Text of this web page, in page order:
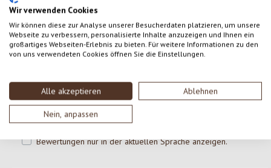
Wir verwenden Cookies
Wir können diese zur Analyse unserer Besucherdaten platzieren, um unsere
Webseite zu verbessern, personalisierte Inhalte anzuzeigen und Ihnen ein
großartiges Webseiten-Erlebnis zu bieten. Für weitere Informationen zu den
von uns verwendeten Cookies öffnen Sie die Einstellungen.
Alle akzeptieren Ablehnen
Nein, anpassen
0 von 0 Bewertungen
Durchschnittliche Bewertung von 0 von 5 Sternen
Gib eine Bewertung ab!
SCHREIBE EINE BEWERTUNG
Bewertungen nur in der aktuellen Sprache anzeigen.